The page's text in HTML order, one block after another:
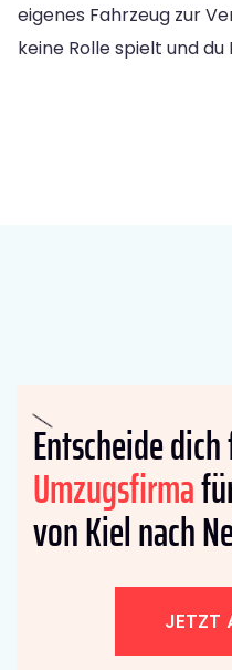
eigenes Fahrzeug zur
keine Rolle spielt und
Entscheide
Umzugsfirma
von Kiel nach
JETZT